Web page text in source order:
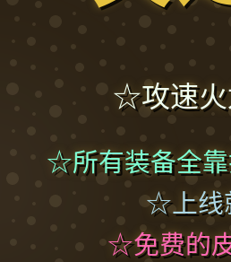
☆攻速火
☆所有装备全
☆上线
☆免费的